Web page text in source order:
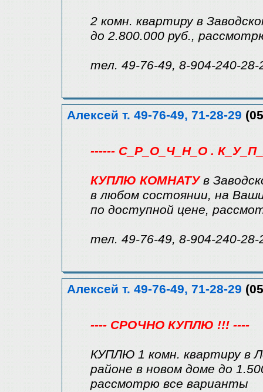
2 комн. квартиру в
до 2.800.000 руб.,
тел. 49-76-49, 8-904-240-28-
Алексей т. 49-76-49, 71-28-29
------ С_Р_О_Ч_Н_О .
КУПЛЮ КОМНАТУв
в любом состоянии, на
по доступной цене,
тел. 49-76-49, 8-904-240-28-
Алексей т. 49-76-49, 71-28-29
---- СРОЧНО КУПЛЮ !!! ----
КУПЛЮ 1 комн. квартиру в
районе в новом доме до
рассмотрю все варианты